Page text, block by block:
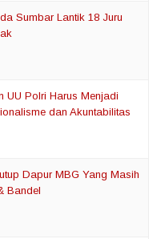
Sumbar Lantik 18 Juru
UU Polri Harus Menjadi
dan Akuntabilitas
Dapur MBG Yang Masih
Bandel